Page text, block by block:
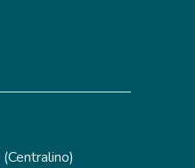
(Centralino)